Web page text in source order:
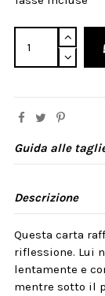
Guida alle
Descrizione
Questa carta
riflessione. Lui
lentamente e
mentre sotto il